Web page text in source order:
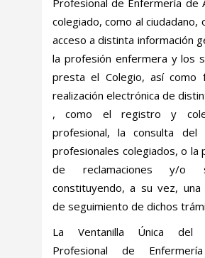
Profesional de Enfermería de
colegiado, como al ciudadano,
acceso a distinta información
la profesión enfermera y los
presta el Colegio, así como
realización electrónica de
, como el registro y
profesional, la consulta
profesionales colegiados, o la
de reclamaciones y/o
constituyendo, a su vez, una
de seguimiento de dichos
La Ventanilla Única del
Profesional de